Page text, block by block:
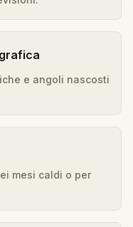
e angoli nascosti
mesi caldi o per